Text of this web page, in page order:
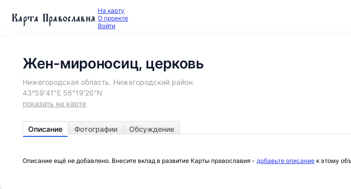
Карта Православия На карту
О проекте
Войти
Жен-мироносиц, церковь
Нижегородская область. Нижегородский район.
43°59′41″E 56°19′26″N
показать на карте
Описание Фотографии Обсуждение
Описание ещё не добавлено. Внесите вклад в развитие Карты православия - добавьте описание к этому